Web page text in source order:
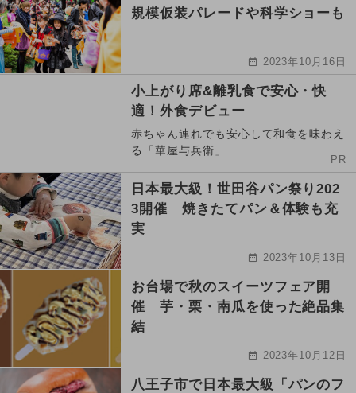
規模仮装パレードや科学ショーも
2023年10月16日
小上がり席&離乳食で安心・快
適！外食デビュー
赤ちゃん連れでも安心して和食を味わえ
る「華屋与兵衛」
PR
日本最大級！世田谷パン祭り202
3開催 焼きたてパン＆体験も充
実
2023年10月13日
お台場で秋のスイーツフェア開
催 芋・栗・南瓜を使った絶品集
結
2023年10月12日
八王子市で日本最大級「パンのフ